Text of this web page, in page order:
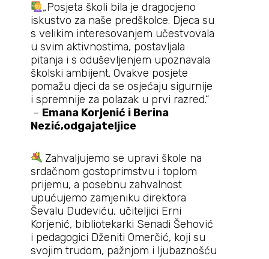
„Posjeta školi bila je dragocjeno
iskustvo za naše predškolce. Djeca su
s velikim interesovanjem učestvovala
u svim aktivnostima, postavljala
pitanja i s oduševljenjem upoznavala
školski ambijent. Ovakve posjete
pomažu djeci da se osjećaju sigurnije
i spremnije za polazak u prvi razred.“
– Emana Korjenić i Berina
Nezić,odgajateljice
Zahvaljujemo se upravi škole na
srdačnom gostoprimstvu i toplom
prijemu, a posebnu zahvalnost
upućujemo zamjeniku direktora
Ševalu Dudeviću, učiteljici Erni
Korjenić, bibliotekarki Senadi Šehović
i pedagogici Dženiti Omerčić, koji su
svojim trudom, pažnjom i ljubaznošću